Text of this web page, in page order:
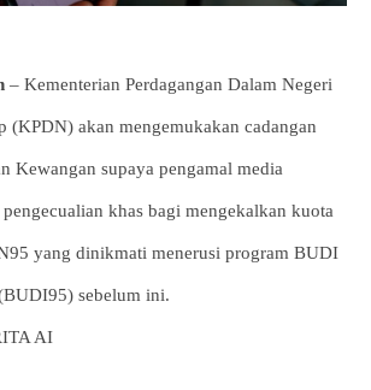
– Kementerian Perdagangan Dalam Negeri
(KPDN) akan mengemukakan cadangan
Kewangan supaya pengamal media
khas bagi mengekalkan kuota
yang dinikmati menerusi program BUDI
sebelum ini.
AI